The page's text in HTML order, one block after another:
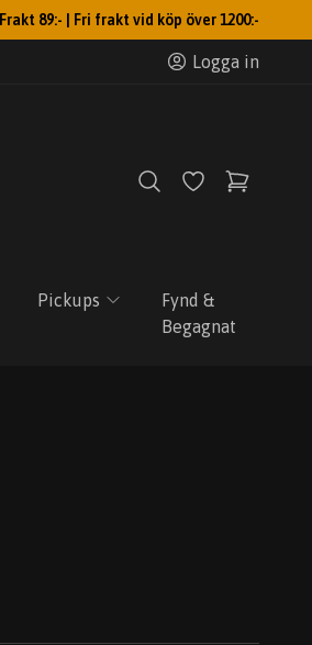
Frakt 89:- | Fri frakt vid köp över 1200:-
Logga in
Pickups
Fynd &
Begagnat